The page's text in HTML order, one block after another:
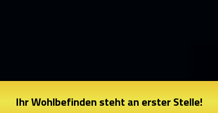
Ihr Wohlbefinden steht an erster Stelle!